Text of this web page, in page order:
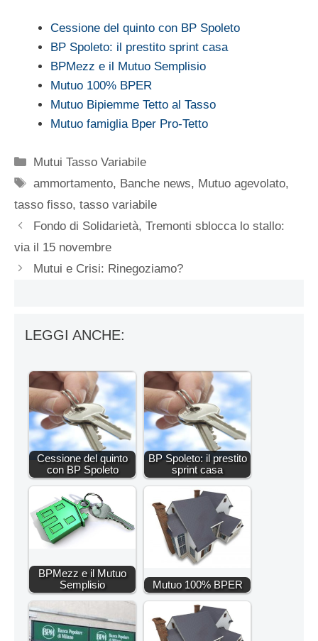
Cessione del quinto con BP Spoleto
BP Spoleto: il prestito sprint casa
BPMezz e il Mutuo Semplisio
Mutuo 100% BPER
Mutuo Bipiemme Tetto al Tasso
Mutuo famiglia Bper Pro-Tetto
Categorie
Mutui Tasso Variabile
Tag
ammortamento, Banche news, Mutuo agevolato,
tasso fisso, tasso variabile
Fondo di Solidarietà, Tremonti sblocca lo stallo:
via il 15 novembre
Mutui e Crisi: Rinegoziamo?
LEGGI ANCHE:
Cessione del quinto
con BP Spoleto
BP Spoleto: il prestito
sprint casa
BPMezz e il Mutuo
Semplisio
Mutuo 100% BPER